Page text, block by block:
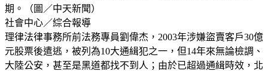
期。（圖／中天新聞）
社會中心／綜合報導
理律法律事務所前法務專員劉偉杰，2003年涉嫌盜賣客戶30億
元股票後遣逃，被列為10大通緝犯之一，但14年來無論檢調、
大陸公安，甚至是黑道都找不到人；由於已超過通緝時效，北